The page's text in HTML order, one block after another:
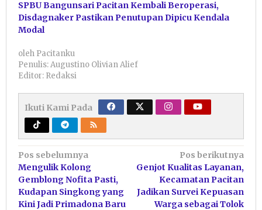
SPBU Bangunsari Pacitan Kembali Beroperasi,
Disdagnaker Pastikan Penutupan Dipicu Kendala
Modal
oleh Pacitanku
Penulis: Augustino Olivian Alief
Editor: Redaksi
Ikuti Kami Pada
Navigasi
pos
Pos sebelumnya
Mengulik Kolong
Gemblong Nofita Pasti,
Kudapan Singkong yang
Kini Jadi Primadona Baru
Pos berikutnya
Genjot Kualitas Layanan,
Kecamatan Pacitan
Jadikan Survei Kepuasan
Warga sebagai Tolok